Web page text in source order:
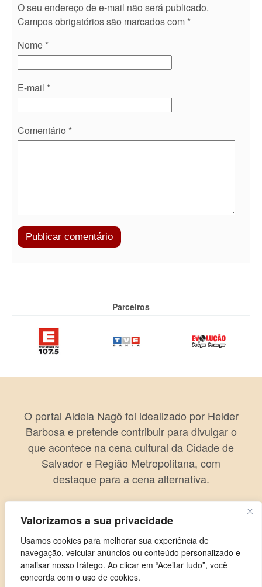
Valorizamos a sua privacidade
Usamos cookies para melhorar sua experiência de
navegação, veicular anúncios ou conteúdo personalizado e
analisar nosso tráfego. Ao clicar em “Aceitar tudo”, você
concorda com o uso de cookies.
O seu endereço de e-mail não será publicado.
Campos obrigatórios são marcados com *
Nome *
E-mail *
Comentário *
Parceiros
O portal Aldeia Nagô foi idealizado por Helder
Barbosa e pretende contribuir para divulgar o
que acontece na cena cultural da Cidade de
Salvador e Região Metropolitana, com
destaque para a cena alternativa.